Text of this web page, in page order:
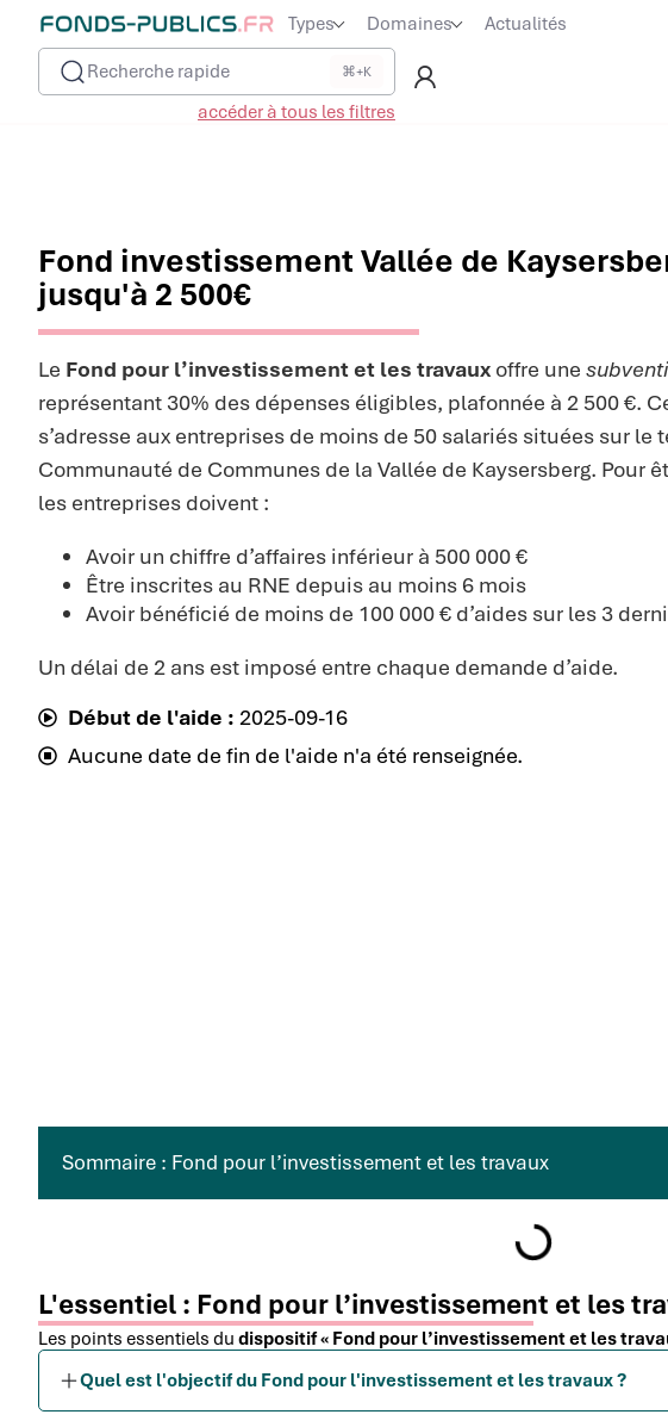
Types Domaines
Actualités
Recherche rapide
⌘+K
accéder à tous les filtres
Fond investissement Vallée de
jusqu'à 2 500€
Le Fond pour l’investissement et les travaux offre une
représentant 30% des dépenses éligibles, plafonnée à 2 500 €.
s’adresse aux entreprises de moins de 50 salariés situées sur le
Communauté de Communes de la Vallée de Kaysersberg. Pour
les entreprises doivent :
Avoir un chiffre d’affaires inférieur à 500 000 €
Être inscrites au RNE depuis au moins 6 mois
Avoir bénéficié de moins de 100 000 € d’aides sur les 3
Un délai de 2 ans est imposé entre chaque demande d’aide.
Début de l'aide : 2025-09-16
Aucune date de fin de l'aide n'a été renseignée.
Sommaire : Fond pour l’investissement et les travaux
L'essentiel : Fond pour l’investissement et les
Les points essentiels du dispositif « Fond pour l’investissement et les
Quel est l'objectif du Fond pour l'investissement et les travaux ?